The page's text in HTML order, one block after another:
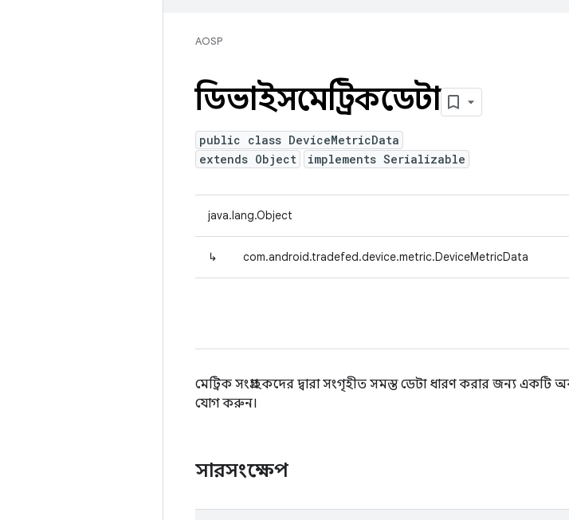
AOSP
ডিভাইসমেট্রিকডেটা
public class DeviceMetricData
extends Object
implements Serializable
java.lang.Object
↳ com.android.tradefed.device.metric.DeviceMetricData
মেট্রিক সংগ্রাহকদের দ্বারা সংগৃহীত সমস্ত ডেটা ধারণ করার জন্য
যোগ করুন।
সারসংক্ষেপ